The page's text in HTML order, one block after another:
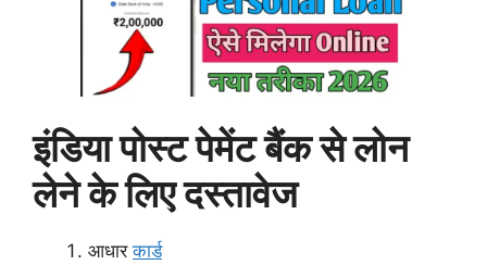
इंडिया पोस्ट पेमेंट बैंक से लोन
लेने के लिए दस्तावेज
आधारकार्ड